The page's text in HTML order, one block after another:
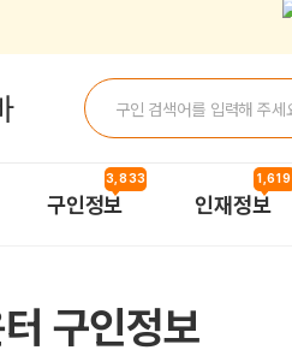
구인정보
3,833
인재정보
1,619
구인정보